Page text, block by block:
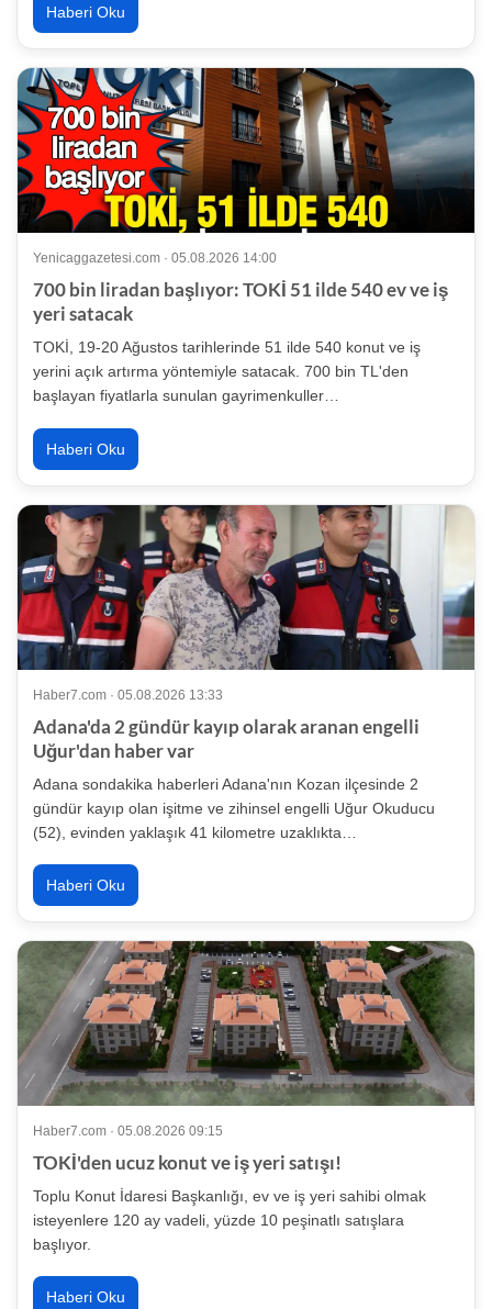
Haberi Oku
Yenicaggazetesi.com · 05.08.2026 14:00
700 bin liradan başlıyor: TOKİ 51 ilde 540 ev ve iş
yeri satacak
TOKİ, 19-20 Ağustos tarihlerinde 51 ilde 540 konut ve iş
yerini açık artırma yöntemiyle satacak. 700 bin TL'den
başlayan fiyatlarla sunulan gayrimenkuller…
Haberi Oku
Haber7.com · 05.08.2026 13:33
Adana'da 2 gündür kayıp olarak aranan engelli
Uğur'dan haber var
Adana sondakika haberleri Adana'nın Kozan ilçesinde 2
gündür kayıp olan işitme ve zihinsel engelli Uğur Okuducu
(52), evinden yaklaşık 41 kilometre uzaklıkta…
Haberi Oku
Haber7.com · 05.08.2026 09:15
TOKİ'den ucuz konut ve iş yeri satışı!
Toplu Konut İdaresi Başkanlığı, ev ve iş yeri sahibi olmak
isteyenlere 120 ay vadeli, yüzde 10 peşinatlı satışlara
başlıyor.
Haberi Oku